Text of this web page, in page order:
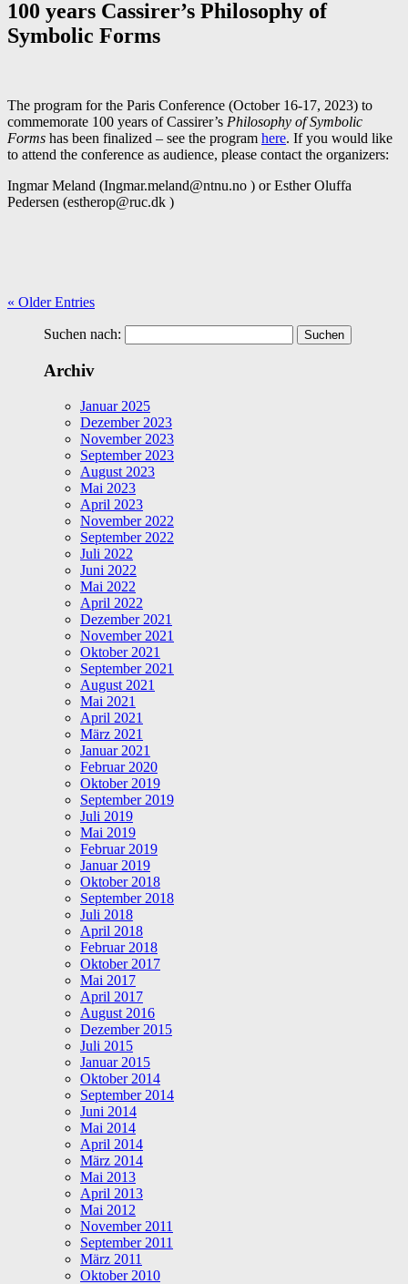
100 years Cassirer’s Philosophy of
Symbolic Forms
The program for the Paris Conference (October 16-17, 2023) to
commemorate 100 years of Cassirer’s Philosophy of Symbolic
Forms has been finalized – see the program here. If you would like
to attend the conference as audience, please contact the organizers:
Ingmar Meland (Ingmar.meland@ntnu.no ) or Esther Oluffa
Pedersen (estherop@ruc.dk )
« Older Entries
Suchen nach:
Archiv
Januar 2025
Dezember 2023
November 2023
September 2023
August 2023
Mai 2023
April 2023
November 2022
September 2022
Juli 2022
Juni 2022
Mai 2022
April 2022
Dezember 2021
November 2021
Oktober 2021
September 2021
August 2021
Mai 2021
April 2021
März 2021
Januar 2021
Februar 2020
Oktober 2019
September 2019
Juli 2019
Mai 2019
Februar 2019
Januar 2019
Oktober 2018
September 2018
Juli 2018
April 2018
Februar 2018
Oktober 2017
Mai 2017
April 2017
August 2016
Dezember 2015
Juli 2015
Januar 2015
Oktober 2014
September 2014
Juni 2014
Mai 2014
April 2014
März 2014
Mai 2013
April 2013
Mai 2012
November 2011
September 2011
März 2011
Oktober 2010